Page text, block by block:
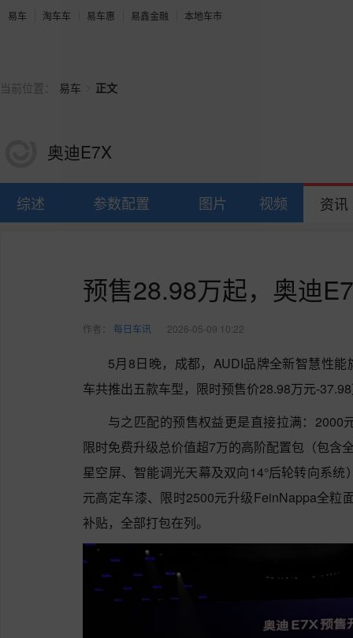
易车 淘车车 易车惠 易鑫金融 本地车市
当前位置： 易车 正文
奥迪E7X
综述 参数配置 图片 视频 资讯
预售28.98万起，奥迪
作者： 每日车讯 2026-05-09 10:22
5月8日晚，成都，AUDI品牌全新智慧性
车共推出五款车型，限时预售价28.98万元-
与之匹配的预售权益更是直接拉满：2000
限时免费升级总价值超7万的高阶配置包（包含
星空屏、智能调光天幕及双向14°后轮转向系
元高定车漆、限时2500元升级FeinNappa全粒
补贴，全部打包在列。